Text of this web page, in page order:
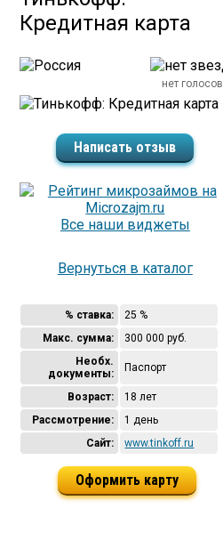
Кредитная карта
нет голосов
Написать отзыв
Все наши виджеты
Вернуться в каталог
% ставка:
25 %
Макс. сумма:
300 000 руб.
Необх.
документы:
Паспорт
Возраст:
18 лет
Рассмотрение:
1 день
Сайт:
www.tinkoff.ru
Оформить карту